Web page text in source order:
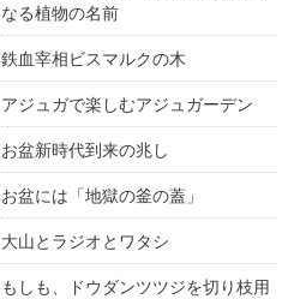
なる植物の名前
鉄血宰相ビスマルクの木
アジュガで楽しむアジュガーデン
お盆新時代到来の兆し
お盆には「地獄の釜の蓋」
大山とラジオとワタシ
もしも、ドウダンツツジを切り枝用